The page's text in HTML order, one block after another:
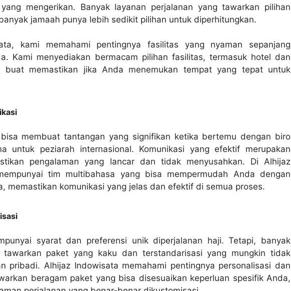
mengerikan. Banyak layanan perjalanan yang tawarkan pilihan
jamaah punya lebih sedikit pilihan untuk diperhitungkan.
kami memahami pentingnya fasilitas yang nyaman sepanjang
Kami menyediakan bermacam pilihan fasilitas, termasuk hotel dan
buat memastikan jika Anda menemukan tempat yang tepat untuk
membuat tantangan yang signifikan ketika bertemu dengan biro
untuk peziarah internasional. Komunikasi yang efektif merupakan
pengalaman yang lancar dan tidak menyusahkan. Di Alhijaz
tim multibahasa yang bisa mempermudah Anda dengan
memastikan komunikasi yang jelas dan efektif di semua proses.
syarat dan preferensi unik diperjalanan haji. Tetapi, banyak
tawarkan paket yang kaku dan terstandarisasi yang mungkin tidak
pribadi. Alhijaz Indowisata memahami pentingnya personalisasi dan
beragam paket yang bisa disesuaikan keperluan spesifik Anda,